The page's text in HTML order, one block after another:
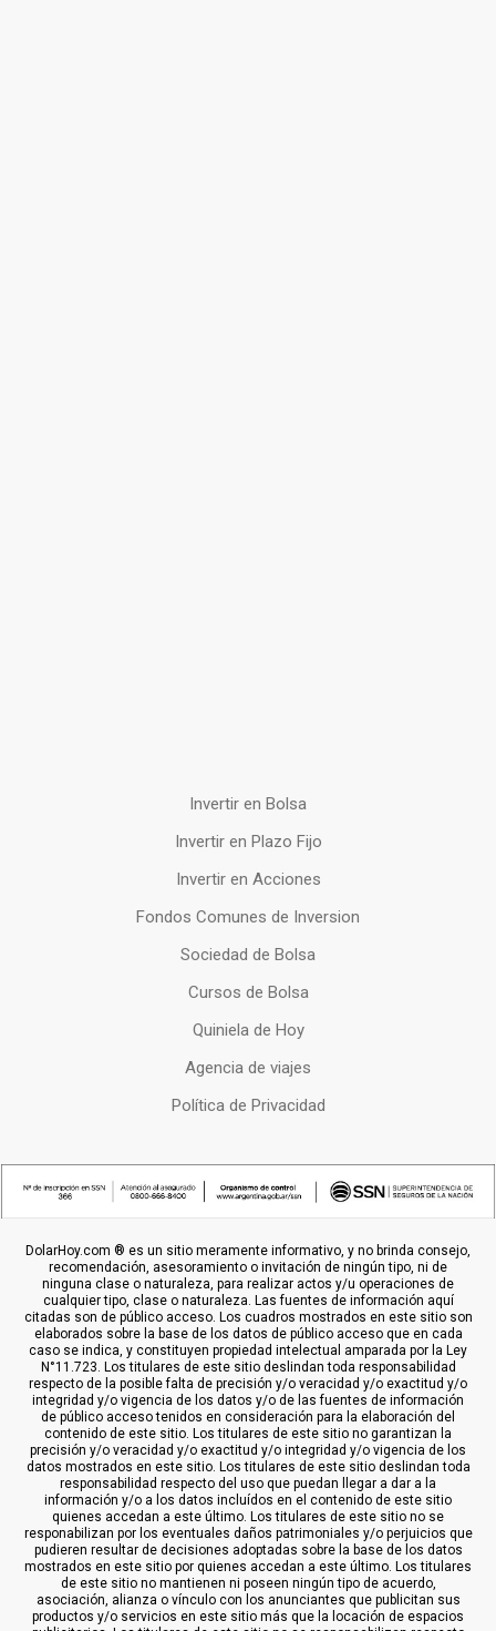
Invertir en Bolsa
Invertir en Plazo Fijo
Invertir en Acciones
Fondos Comunes de Inversion
Sociedad de Bolsa
Cursos de Bolsa
Quiniela de Hoy
Agencia de viajes
Política de Privacidad
DolarHoy.com ® es un sitio meramente informativo, y no brinda consejo,
recomendación, asesoramiento o invitación de ningún tipo, ni de
ninguna clase o naturaleza, para realizar actos y/u operaciones de
cualquier tipo, clase o naturaleza. Las fuentes de información aquí
citadas son de público acceso. Los cuadros mostrados en este sitio son
elaborados sobre la base de los datos de público acceso que en cada
caso se indica, y constituyen propiedad intelectual amparada por la Ley
N°11.723. Los titulares de este sitio deslindan toda responsabilidad
respecto de la posible falta de precisión y/o veracidad y/o exactitud y/o
integridad y/o vigencia de los datos y/o de las fuentes de información
de público acceso tenidos en consideración para la elaboración del
contenido de este sitio. Los titulares de este sitio no garantizan la
precisión y/o veracidad y/o exactitud y/o integridad y/o vigencia de los
datos mostrados en este sitio. Los titulares de este sitio deslindan toda
responsabilidad respecto del uso que puedan llegar a dar a la
información y/o a los datos incluídos en el contenido de este sitio
quienes accedan a este último. Los titulares de este sitio no se
responabilizan por los eventuales daños patrimoniales y/o perjuicios que
pudieren resultar de decisiones adoptadas sobre la base de los datos
mostrados en este sitio por quienes accedan a este último. Los titulares
de este sitio no mantienen ni poseen ningún tipo de acuerdo,
asociación, alianza o vínculo con los anunciantes que publicitan sus
productos y/o servicios en este sitio más que la locación de espacios